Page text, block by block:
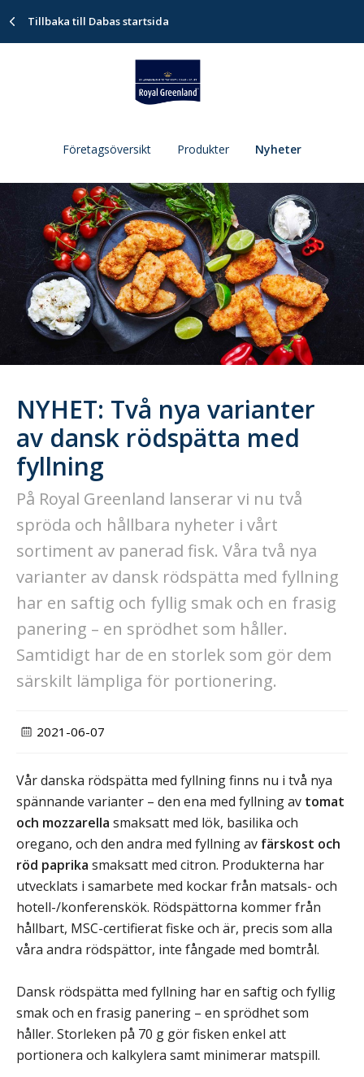
Tillbaka till Dabas startsida
Företagsöversikt Produkter Nyheter
NYHET: Två nya varianter
av dansk rödspätta med
fyllning
På Royal Greenland lanserar vi nu två
spröda och hållbara nyheter i vårt
sortiment av panerad fisk. Våra två nya
varianter av dansk rödspätta med fyllning
har en saftig och fyllig smak och en frasig
panering – en sprödhet som håller.
Samtidigt har de en storlek som gör dem
särskilt lämpliga för portionering.
2021-06-07
Vår danska rödspätta med fyllning finns nu i två nya
spännande varianter – den ena med fyllning av tomat
och mozzarella smaksatt med lök, basilika och
oregano, och den andra med fyllning av färskost och
röd paprika smaksatt med citron. Produkterna har
utvecklats i samarbete med kockar från matsals- och
hotell-/konferenskök. Rödspättorna kommer från
hållbart, MSC-certifierat fiske och är, precis som alla
våra andra rödspättor, inte fångade med bomtrål.
Dansk rödspätta med fyllning har en saftig och fyllig
smak och en frasig panering – en sprödhet som
håller. Storleken på 70 g gör fisken enkel att
portionera och kalkylera samt minimerar matspill.